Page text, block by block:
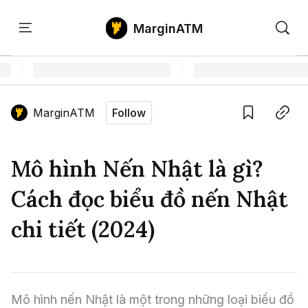
Home
Tin Tức Bitcoin
Tin Tức Altcoin
Tin Tức Thị Trường
Phân Tích Bitcoin
Phân Tích Ethereum
Thuật Ngữ Cơ Bản
Kiến Thức Tổng Hợp
Chỉ Báo Kỹ Thuật
MarginATM
MarginATM Follow
Mô hình Nến Nhật là gì?
Cách đọc biểu đồ nến Nhật
chi tiết (2024)
Mô hình nến Nhật là một trong những loại biểu đồ